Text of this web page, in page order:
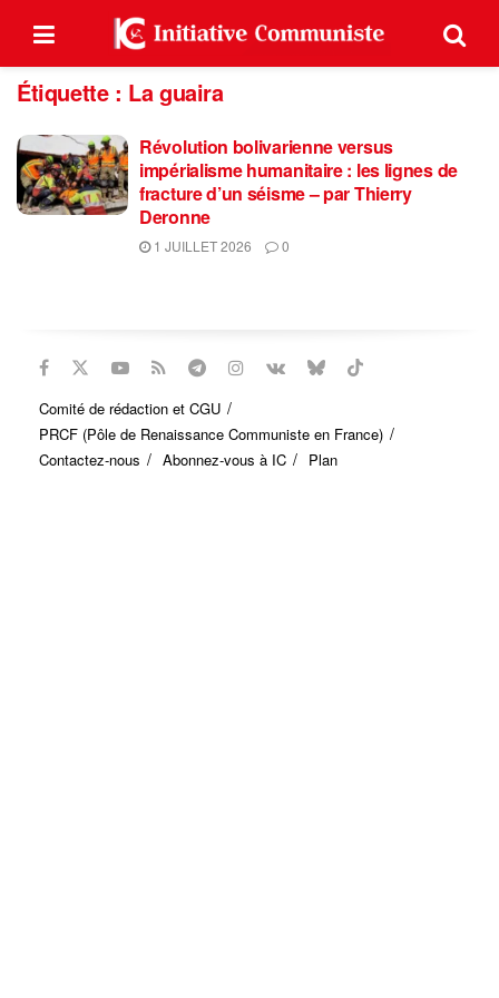
Étiquette : La guaira
Révolution bolivarienne versus
impérialisme humanitaire : les lignes de
fracture d’un séisme – par Thierry
Deronne
1 JUILLET 2026 0
Comité de rédaction et CGU
PRCF (Pôle de Renaissance Communiste en France)
Contactez-nous
Abonnez-vous à IC Plan